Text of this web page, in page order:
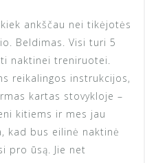
ankščau nei tikėjotės
Beldimas. Visi turi 5
naktinei treniruotei.
reikalingos instrukcijos,
kartas stovykloje –
kitiems ir mes jau
kad bus eilinė naktinė
pro ūsą. Jie net